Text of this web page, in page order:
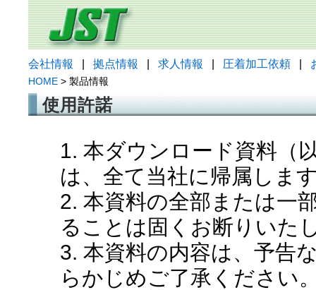
会社情報 拠点情報 求人情報 圧着加工依頼
HOME > 製品情報
使用許諾
1. 本ダウンロード資料（
は、全て当社に帰属しま
2. 本資料の全部または一
ることは固くお断りいた
3. 本資料の内容は、予告
らかじめご了承ください